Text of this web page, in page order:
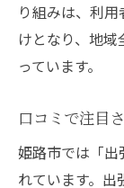
り組みは、利
けとなり、地
っています。
口コミで注目
姫路市では「
れています。